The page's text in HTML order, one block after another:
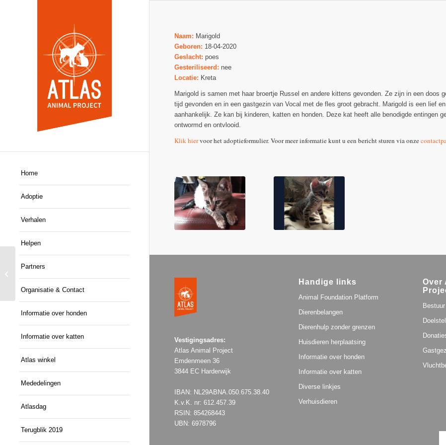
Home
Adoptie
Verhalen
Helpen
Partners
Organisatie & Contact
Informatie over honden
Informatie over katten
Atlas winkel
Mededelingen
Atlasdag
Terugblik 2019
Naam: Marigold
Geboren: 18-04-2020
Geslacht: poes
Gesteriliseerd: nee
Locatie: Kreta
Marigold is samen met haar broertje Russel en andere kittens gevonden. Ze zijn in een
tijd gevonden en in een gastgezin van Vocal met de fles groot gebracht. Marigold is een lief
aanhankelijk. Ze kan bij kinderen, katten en honden. Deze kat heeft alle benodigde entingen
ontwormd en ontvlooid.
Klik hiervoor het adoptieformulier. Voor meer informatie kunt u een bericht sturen via onze
Vestigingsadres:
Atlas Animal Project
Emdenmeen 36
3844 EC Harderwijk
IBAN: NL29ABNA.050.675.38.40
K.v.K. nr: 612.457.39
RSIN: 854268443
UBN: 6978796
Handige links
Animal Foundation Platform
Dierenbelangen
Dierenhulp zonder grenzen
Huisdieren herplaatsing
Informatie over honden
Informatie over katten
Diverse linkjes
Verhuisdieren
Over
Bestuur